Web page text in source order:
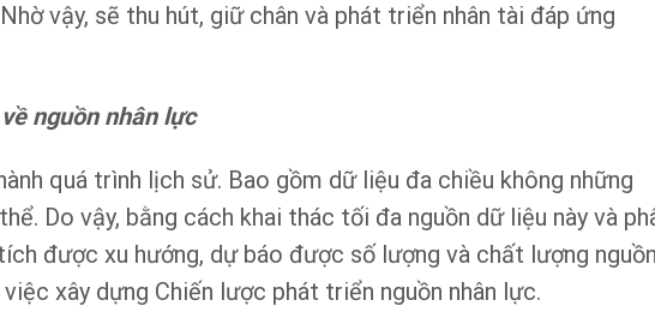
vậy, sẽ thu hút, giữ chân và phát triển nhân tài đáp ứng
nguồn nhân lực
quá trình lịch sử. Bao gồm dữ liệu đa chiều không những
Do vậy, bằng cách khai thác tối đa nguồn dữ liệu này và
được xu hướng, dự báo được số lượng và chất lượng
xây dựng Chiến lược phát triển nguồn nhân lực.